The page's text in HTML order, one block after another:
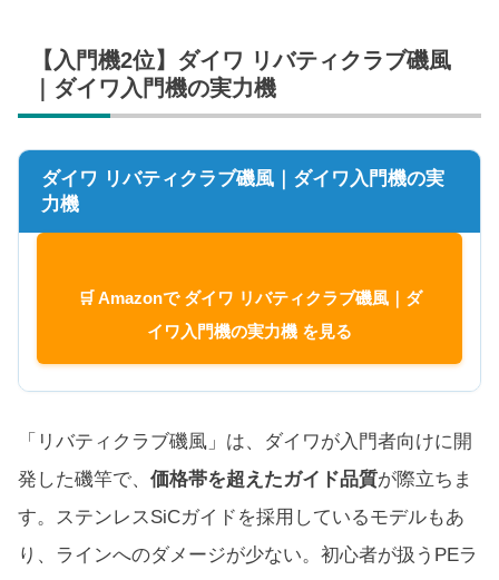
【入門機2位】ダイワ リバティクラブ磯風
｜ダイワ入門機の実力機
ダイワ リバティクラブ磯風｜ダイワ入門機の実
力機
🛒 Amazonで ダイワ リバティクラブ磯風｜ダ
イワ入門機の実力機 を見る
「リバティクラブ磯風」は、ダイワが入門者向けに開
発した磯竿で、 価格帯を超えたガイド品質が際立ちま
す。ステンレスSiCガイドを採用しているモデルもあ
り、ラインへのダメージが少ない。初心者が扱うPEラ